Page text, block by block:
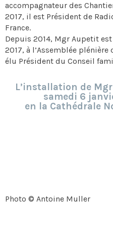
accompagnateur des
2017, il est Président de
France.
Depuis 2014, Mgr Aupetit
2017, à l’Assemblée
élu Président du Conseil
L’installation de
samedi 6
en la Cathédrale
Photo © Antoine Muller